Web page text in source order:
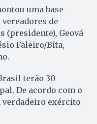
uma base
de
(presidente), Geová
Faleiro/Bita,
terão 30
De acordo com o
verdadeiro exército